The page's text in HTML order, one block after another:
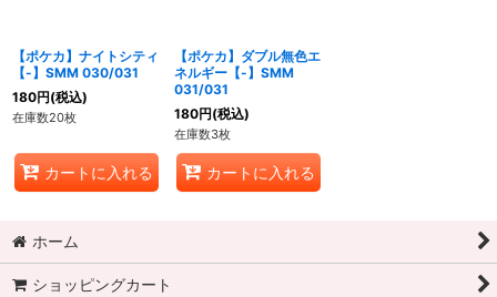
【ポケカ】ナイトシティ
【-】SMM 030/031
180円(税込)
在庫数20枚
カートに入れる
【ポケカ】ダブル無色エ
ネルギー【-】SMM
031/031
180円(税込)
在庫数3枚
カートに入れる
ホーム
ショッピングカート